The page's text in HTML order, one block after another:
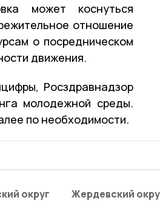
может коснуться
отношение
о посредническом
движения.
Росздравнадзор
молодежной среды.
по необходимости.
округ Жердевский